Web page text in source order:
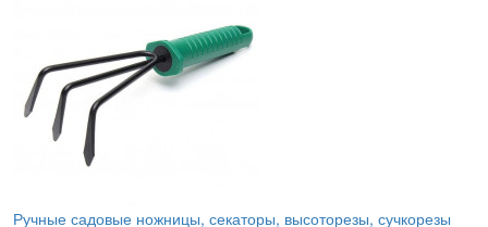
Ручные садовые ножницы, секаторы, высоторезы, сучкорезы